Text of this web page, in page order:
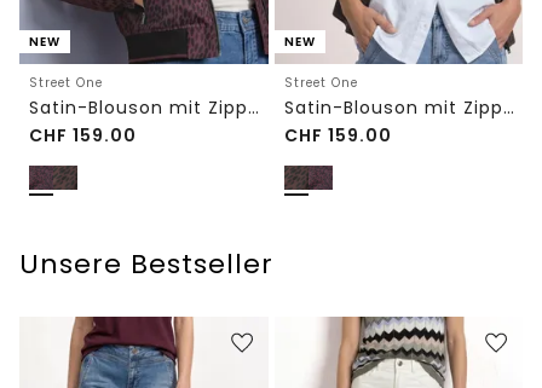
NEW
Street One
Satin-Blouson mit Zipper und Leo-Print
CHF 159.00
NEW
Street One
Satin-Blouson mit Zipper und Leo-Print
CHF 159.00
Unsere Bestseller